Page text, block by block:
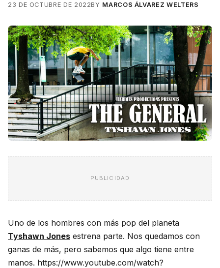
23 DE OCTUBRE DE 2022BY MARCOS ÁLVAREZ WELTERS
PUBLICIDAD
Uno de los hombres con más pop del planeta
Tyshawn Jones estrena parte. Nos quedamos con
ganas de más, pero sabemos que algo tiene entre
manos. https://www.youtube.com/watch?